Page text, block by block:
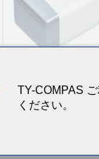
特徴
積層磁器コンデンサと
TY-COMPAS
ください。